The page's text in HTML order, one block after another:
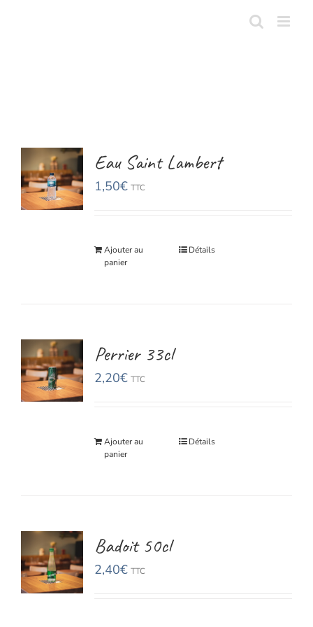
Eau Saint Lambert
1,50€ TTC
Ajouter au
panier
Détails
Perrier 33cl
2,20€ TTC
Ajouter au
panier
Détails
Badoit 50cl
2,40€ TTC